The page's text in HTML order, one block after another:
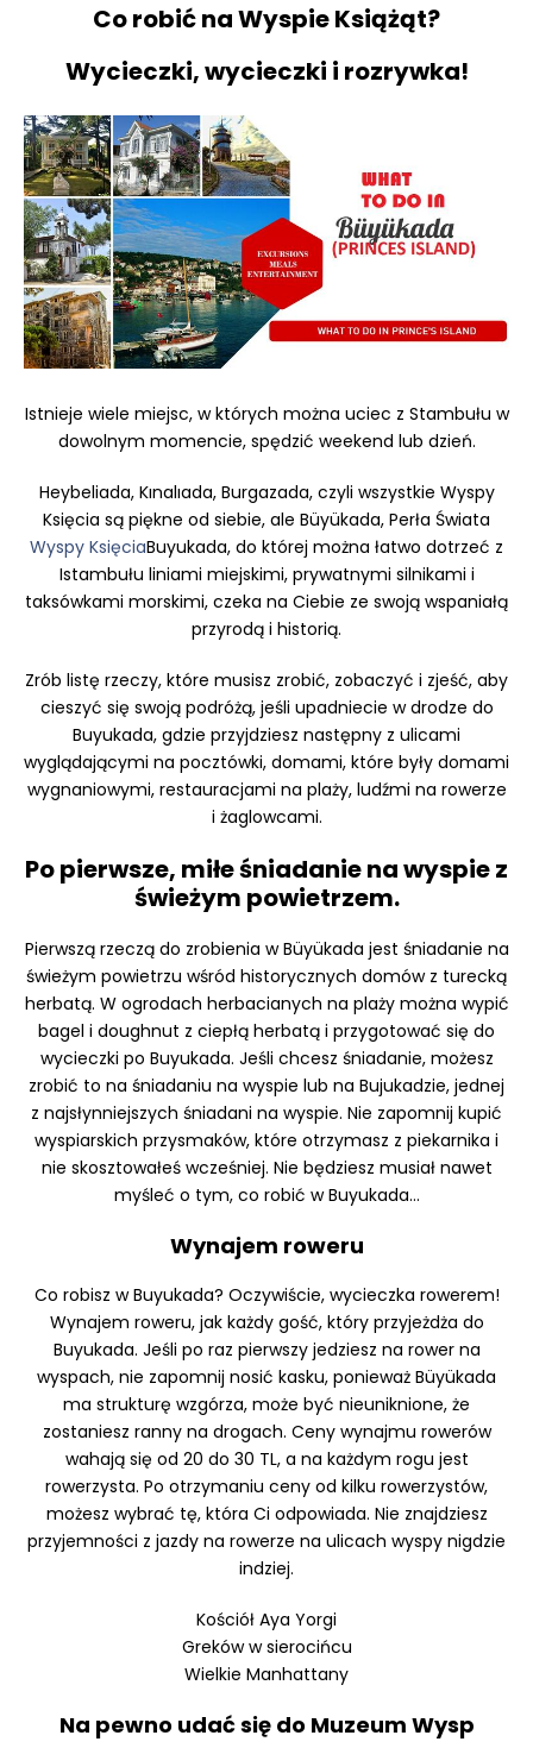
Co robić na Wyspie Książąt?
Wycieczki, wycieczki i rozrywka!
Istnieje wiele miejsc, w których można uciec z Stambułu w
dowolnym momencie, spędzić weekend lub dzień.
Heybeliada, Kınalıada, Burgazada, czyli wszystkie Wyspy
Księcia są piękne od siebie, ale Büyükada, Perła Świata
Wyspy KsięciaBuyukada, do której można łatwo dotrzeć z
Istambułu liniami miejskimi, prywatnymi silnikami i
taksówkami morskimi, czeka na Ciebie ze swoją wspaniałą
przyrodą i historią.
Zrób listę rzeczy, które musisz zrobić, zobaczyć i zjeść, aby
cieszyć się swoją podróżą, jeśli upadniecie w drodze do
Buyukada, gdzie przyjdziesz następny z ulicami
wyglądającymi na pocztówki, domami, które były domami
wygnaniowymi, restauracjami na plaży, ludźmi na rowerze
i żaglowcami.
Po pierwsze, miłe śniadanie na wyspie z
świeżym powietrzem.
Pierwszą rzeczą do zrobienia w Büyükada jest śniadanie na
świeżym powietrzu wśród historycznych domów z turecką
herbatą. W ogrodach herbacianych na plaży można wypić
bagel i doughnut z ciepłą herbatą i przygotować się do
wycieczki po Buyukada. Jeśli chcesz śniadanie, możesz
zrobić to na śniadaniu na wyspie lub na Bujukadzie, jednej
z najsłynniejszych śniadani na wyspie. Nie zapomnij kupić
wyspiarskich przysmaków, które otrzymasz z piekarnika i
nie skosztowałeś wcześniej. Nie będziesz musiał nawet
myśleć o tym, co robić w Buyukada...
Wynajem roweru
Co robisz w Buyukada? Oczywiście, wycieczka rowerem!
Wynajem roweru, jak każdy gość, który przyjeżdża do
Buyukada. Jeśli po raz pierwszy jedziesz na rower na
wyspach, nie zapomnij nosić kasku, ponieważ Büyükada
ma strukturę wzgórza, może być nieuniknione, że
zostaniesz ranny na drogach. Ceny wynajmu rowerów
wahają się od 20 do 30 TL, a na każdym rogu jest
rowerzysta. Po otrzymaniu ceny od kilku rowerzystów,
możesz wybrać tę, która Ci odpowiada. Nie znajdziesz
przyjemności z jazdy na rowerze na ulicach wyspy nigdzie
indziej.
Kościół Aya Yorgi
Greków w sierocińcu
Wielkie Manhattany
Na pewno udać się do Muzeum Wysp